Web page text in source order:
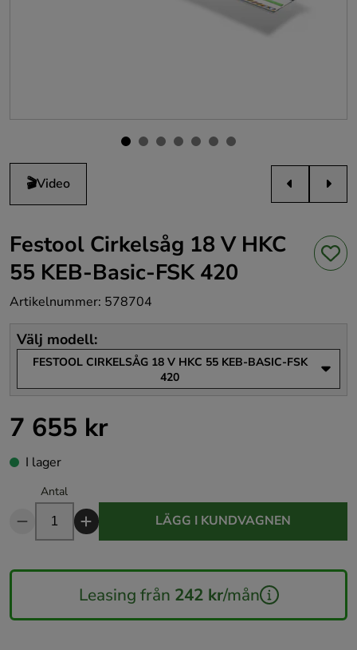
🎬Video
Festool Cirkelsåg 18 V HKC
55 KEB-Basic-FSK 420
Artikelnummer: 578704
Välj modell:
FESTOOL CIRKELSÅG 18 V HKC 55 KEB-BASIC-FSK
420
Pris :7 655 kr
7 655 kr
I lager
Antal
LÄGG I KUNDVAGNEN
Leasing från 242 kr/mån